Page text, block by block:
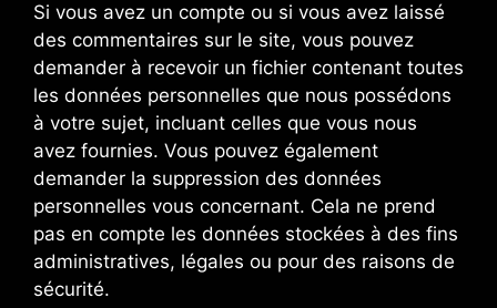
Si vous avez un compte ou si vous avez laissé
des commentaires sur le site, vous pouvez
demander à recevoir un fichier contenant toutes
les données personnelles que nous possédons
à votre sujet, incluant celles que vous nous
avez fournies. Vous pouvez également
demander la suppression des données
personnelles vous concernant. Cela ne prend
pas en compte les données stockées à des fins
administratives, légales ou pour des raisons de
sécurité.